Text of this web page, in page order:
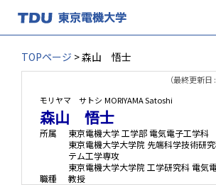
TOPページ > 森山 悟士
（最終更新日
モリヤマ サトシ MORIYAMA Satoshi
森山 悟士
所属
東京電機大学 工学部 電気電子工学科
東京電機大学大学院 先端科学技術研
テム工学専攻
東京電機大学大学院 工学研究科 電気
職種
教授